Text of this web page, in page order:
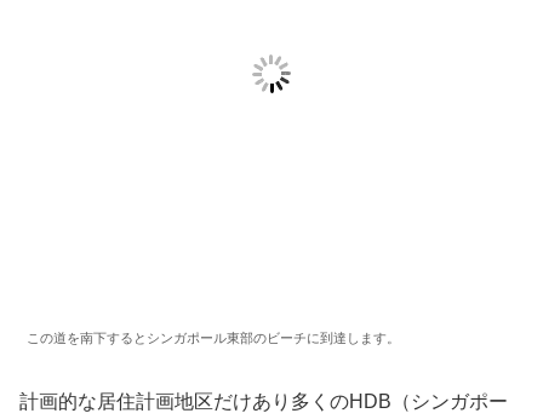
この道を南下するとシンガポール東部のビーチに到達します。
計画的な居住計画地区だけあり多くのHDB（シンガポー